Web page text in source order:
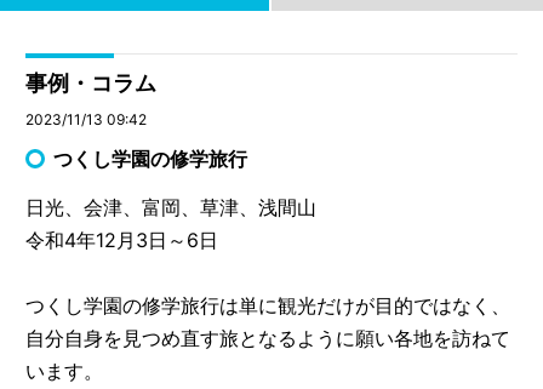
事例・コラム
2023/11/13 09:42
つくし学園の修学旅行
日光、会津、富岡、草津、浅間山
令和4年12月3日～6日
つくし学園の修学旅行は単に観光だけが目的ではなく、
自分自身を見つめ直す旅となるように願い各地を訪ねて
います。